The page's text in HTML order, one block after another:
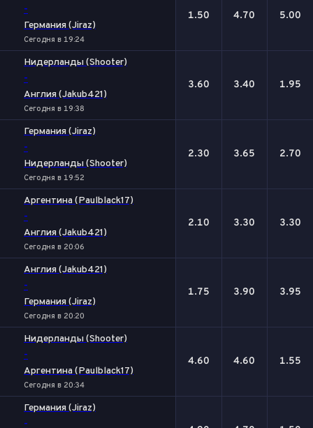
-
Германия (Jiraz)
Сегодня в 19:24
1.50 4.70 5.00
Нидерланды (Shooter)
-
Англия (Jakub421)
Сегодня в 19:38
3.60 3.40 1.95
Германия (Jiraz)
-
Нидерланды (Shooter)
Сегодня в 19:52
2.30 3.65 2.70
Аргентина (Paulblack17)
-
Англия (Jakub421)
Сегодня в 20:06
2.10 3.30 3.30
Англия (Jakub421)
-
Германия (Jiraz)
Сегодня в 20:20
1.75 3.90 3.95
Нидерланды (Shooter)
-
Аргентина (Paulblack17)
Сегодня в 20:34
4.60 4.60 1.55
Германия (Jiraz)
-